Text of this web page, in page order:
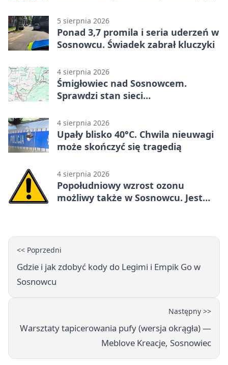
5 sierpnia 2026
Ponad 3,7 promila i seria uderzeń w
Sosnowcu. Świadek zabrał kluczyki
4 sierpnia 2026
Śmigłowiec nad Sosnowcem.
Sprawdzi stan sieci
4 sierpnia 2026
Upały blisko 40°C. Chwila nieuwagi
może skończyć się tragedią
4 sierpnia 2026
Popołudniowy wzrost ozonu
możliwy także w Sosnowcu. Jest
<< Poprzedni
Gdzie i jak zdobyć kody do Legimi i Empik Go w
Sosnowcu
Następny >>
Warsztaty tapicerowania pufy (wersja okrągła) —
Meblove Kreacje, Sosnowiec